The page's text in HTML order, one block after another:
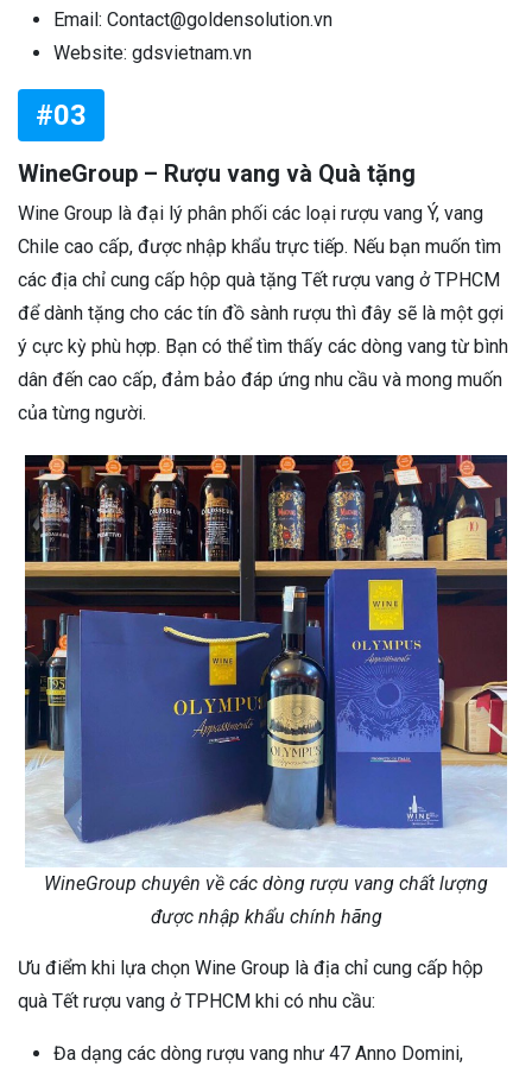
Email: Contact@goldensolution.vn
Website: gdsvietnam.vn
#03
WineGroup – Rượu vang và Quà tặng
Wine Group là đại lý phân phối các loại rượu vang Ý, vang
Chile cao cấp, được nhập khẩu trực tiếp. Nếu bạn muốn tìm
các địa chỉ cung cấp hộp quà tặng Tết rượu vang ở TPHCM
để dành tặng cho các tín đồ sành rượu thì đây sẽ là một gợi
ý cực kỳ phù hợp. Bạn có thể tìm thấy các dòng vang từ bình
dân đến cao cấp, đảm bảo đáp ứng nhu cầu và mong muốn
của từng người.
WineGroup chuyên về các dòng rượu vang chất lượng
được nhập khẩu chính hãng
Ưu điểm khi lựa chọn Wine Group là địa chỉ cung cấp hộp
quà Tết rượu vang ở TPHCM khi có nhu cầu:
Đa dạng các dòng rượu vang như 47 Anno Domini,